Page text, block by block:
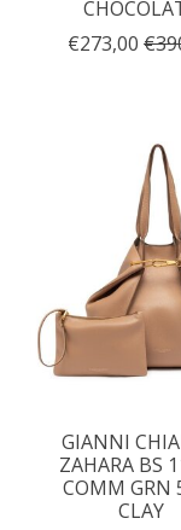
€273,00
GIANNI
ZAHARA BS
COMM GRN
CLAY